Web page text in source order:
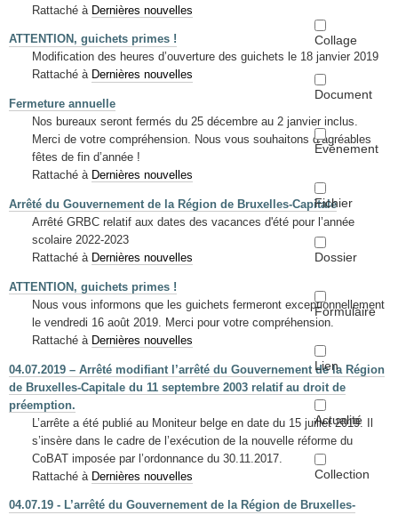
Collage
Document
Événement
Fichier
Dossier
Formulaire
Lien
Actualité
Collection
Rattaché à Dernières nouvelles
ATTENTION, guichets primes !
Modification des heures d’ouverture des guichets le 18 janvier 2019
Rattaché à Dernières nouvelles
Fermeture annuelle
Nos bureaux seront fermés du 25 décembre au 2 janvier inclus.
Merci de votre compréhension. Nous vous souhaitons d’agréables
fêtes de fin d’année !
Rattaché à Dernières nouvelles
Arrêté du Gouvernement de la Région de Bruxelles-Capitale
Arrêté GRBC relatif aux dates des vacances d'été pour l’année
scolaire 2022-2023
Rattaché à Dernières nouvelles
ATTENTION, guichets primes !
Nous vous informons que les guichets fermeront exceptionnellement
le vendredi 16 août 2019. Merci pour votre compréhension.
Rattaché à Dernières nouvelles
04.07.2019 – Arrêté modifiant l’arrêté du Gouvernement de la Région
de Bruxelles-Capitale du 11 septembre 2003 relatif au droit de
préemption.
L’arrête a été publié au Moniteur belge en date du 15 juillet 2019. Il
s’insère dans le cadre de l’exécution de la nouvelle réforme du
CoBAT imposée par l’ordonnance du 30.11.2017.
Rattaché à Dernières nouvelles
04.07.19 - L’arrêté du Gouvernement de la Région de Bruxelles-